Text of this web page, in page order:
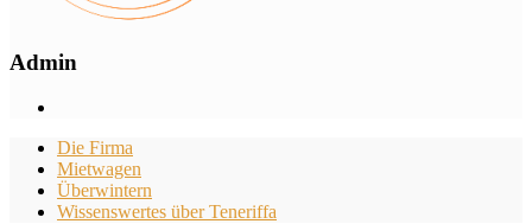
Admin
Die Firma
Mietwagen
Überwintern
Wissenswertes über Teneriffa